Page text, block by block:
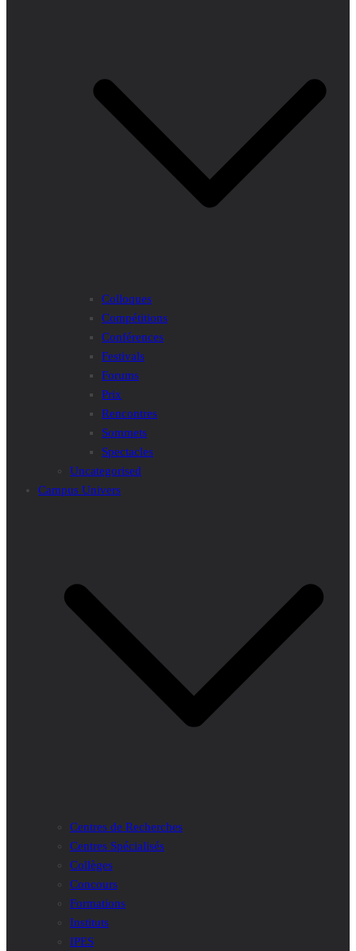
Colloques
Compétitions
Conférences
Festivals
Forums
Prix
Rencontres
Sommets
Spectacles
Uncategorised
Campus Univers
Centres de Recherches
Centres Spécialisés
Collèges
Concours
Formations
Instituts
IPES